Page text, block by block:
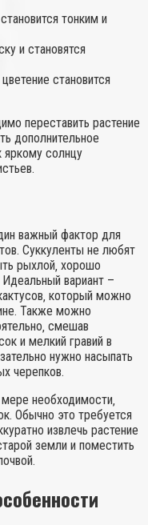
тонким и
и становятся
становится
переставить растение
дополнительное
яркому солнцу
важный фактор для
Суккуленты не любят
рыхлой‚ хорошо
вариант –
который можно
Также можно
смешав
и мелкий гравий в
нужно насыпать
черепков.
необходимости‚
Обычно это требуется
извлечь растение
земли и поместить